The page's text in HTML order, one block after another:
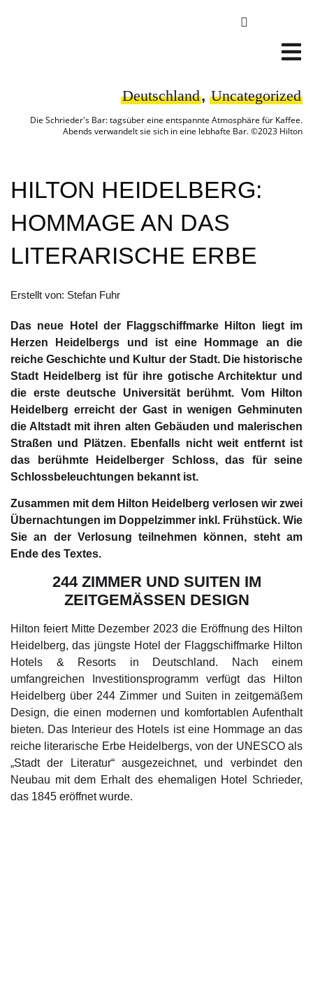
Deutschland, Uncategorized
Die Schrieder's Bar: tagsüber eine entspannte Atmosphäre für Kaffee.
Abends verwandelt sie sich in eine lebhafte Bar. ©2023 Hilton
HILTON HEIDELBERG:
HOMMAGE AN DAS
LITERARISCHE ERBE
Erstellt von: Stefan Fuhr
Das neue Hotel der Flaggschiffmarke Hilton liegt im
Herzen Heidelbergs und ist eine Hommage an die
reiche Geschichte und Kultur der Stadt. Die historische
Stadt Heidelberg ist für ihre gotische Architektur und
die erste deutsche Universität berühmt. Vom Hilton
Heidelberg erreicht der Gast in wenigen Gehminuten
die Altstadt mit ihren alten Gebäuden und malerischen
Straßen und Plätzen. Ebenfalls nicht weit entfernt ist
das berühmte Heidelberger Schloss, das für seine
Schlossbeleuchtungen bekannt ist.
Zusammen mit dem Hilton Heidelberg verlosen wir zwei
Übernachtungen im Doppelzimmer inkl. Frühstück. Wie
Sie an der Verlosung teilnehmen können, steht am
Ende des Textes.
244 ZIMMER UND SUITEN IM
ZEITGEMÄSSEN DESIGN
Hilton feiert Mitte Dezember 2023 die Eröffnung des Hilton
Heidelberg, das jüngste Hotel der Flaggschiffmarke Hilton
Hotels & Resorts in Deutschland. Nach einem
umfangreichen Investitionsprogramm verfügt das Hilton
Heidelberg über 244 Zimmer und Suiten in zeitgemäßem
Design, die einen modernen und komfortablen Aufenthalt
bieten. Das Interieur des Hotels ist eine Hommage an das
reiche literarische Erbe Heidelbergs, von der UNESCO als
„Stadt der Literatur“ ausgezeichnet, und verbindet den
Neubau mit dem Erhalt des ehemaligen Hotel Schrieder,
das 1845 eröffnet wurde.